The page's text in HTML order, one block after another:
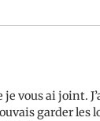
je vous ai joint.
garder